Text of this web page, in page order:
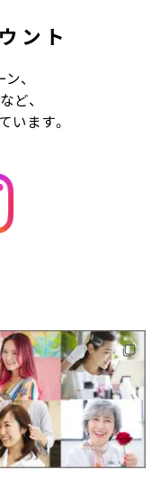
ント
、
ど、
います。